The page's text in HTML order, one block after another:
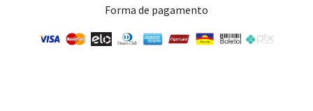
Forma de pagamento